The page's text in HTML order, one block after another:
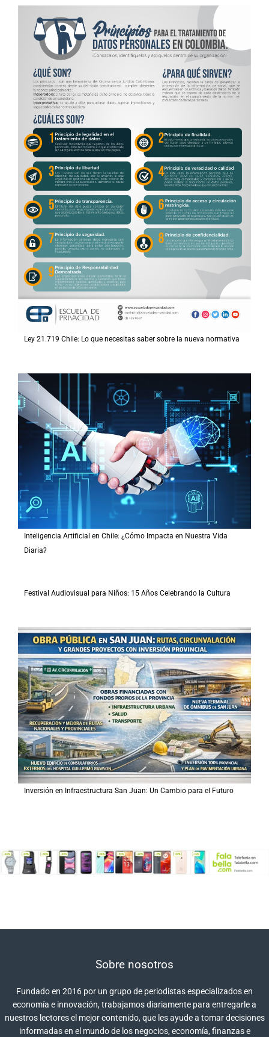
Ley 21.719 Chile: Lo que necesitas saber sobre la nueva normativa
Inteligencia Artificial en Chile: ¿Cómo Impacta en Nuestra Vida
Diaria?
Festival Audiovisual para Niños: 15 Años Celebrando la Cultura
Inversión en Infraestructura San Juan: Un Cambio para el Futuro
Sobre nosotros
Fundado en 2016 por un grupo de periodistas especializados en
economía e innovación, trabajamos diariamente para entregarle a
nuestros lectores el mejor contenido, que les ayude a tomar decisiones
informadas en el mundo de los negocios, economía, finanzas e